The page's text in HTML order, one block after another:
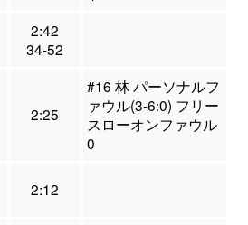
2:42
34-52
2:25
#16 林 パーソナルフ
ァウル(3-6:0) フリー
スローオンファウル
0
2:12